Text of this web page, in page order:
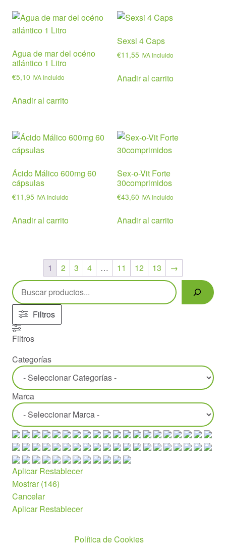
Agua de mar del océno
atlántico 1 Litro
€5,10 IVA Incluido
Añadir al carrito
Sexsi 4 Caps
€11,55 IVA Incluido
Añadir al carrito
Ácido Málico 600mg 60
cápsulas
€11,95 IVA Incluido
Añadir al carrito
Sex-o-Vit Forte
30comprimidos
€43,60 IVA Incluido
Añadir al carrito
1 2 3 4 … 11 12 13
→
Buscar
Filtros
Filtros
Categorías
Marca
Aplicar Restablecer
Mostrar(146)
Cancelar
Aplicar Restablecer
Política de Cookies